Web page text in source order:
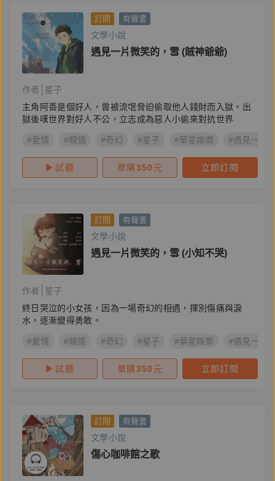
訂閱 有聲書
文學小說
遇見一片微笑的，雪 (賊神爺爺)
作者
星子
主角阿善是個好人，曾被流氓脅迫偷取他人錢財而入獄。出
獄後嘆世界對好人不公，立志成為惡人小偷來對抗世界
#愛情 #親情 #奇幻 #星子 #華星娛樂 #遇見一片
試聽 單購350 元 立即訂閱
訂閱 有聲書
文學小說
遇見一片微笑的，雪 (小知不哭)
作者
星子
終日哭泣的小女孩，因為一場奇幻的相遇，揮別傷痛與淚
水，逐漸變得勇敢。
#愛情 #親情 #奇幻 #星子 #華星娛樂 #遇見一片
試聽 單購350 元 立即訂閱
訂閱 有聲書
文學小說
傷心咖啡館之歌